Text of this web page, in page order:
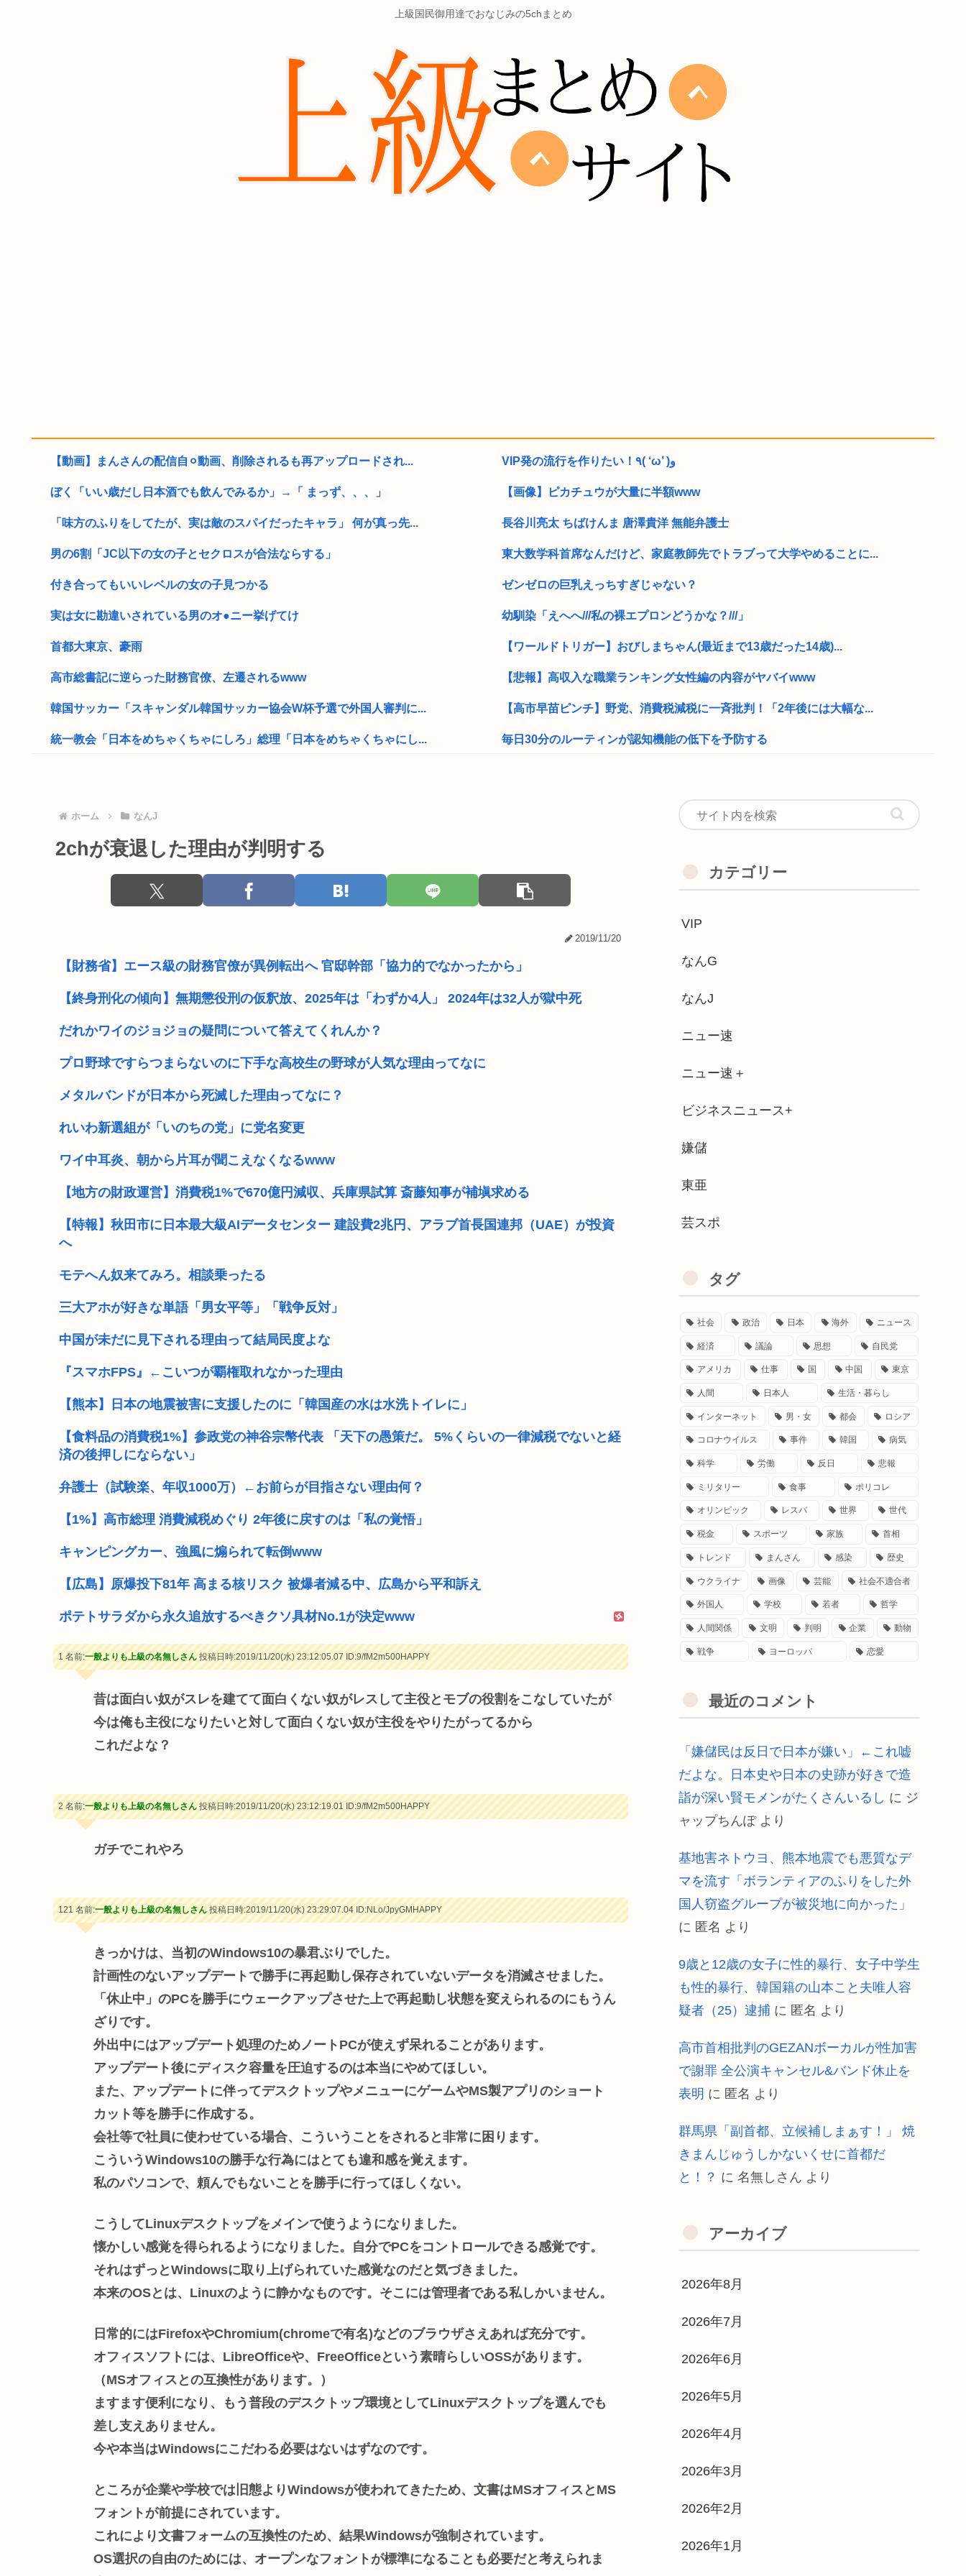
上級国民御用達でおなじみの5chまとめ
【動画】まんさんの配信自⚪︎動画、削除されるも再アップロードされ...
ぼく「いい歳だし日本酒でも飲んでみるか」→「 まっず、、、」
「味方のふりをしてたが、実は敵のスパイだったキャラ」 何が真っ先...
男の6割「JC以下の女の子とセクロスが合法ならする」
付き合ってもいいレベルの女の子見つかる
実は女に勘違いされている男のオ●ニー挙げてけ
首都大東京、豪雨
高市総書記に逆らった財務官僚、左遷されるwww
韓国サッカー「スキャンダル韓国サッカー協会W杯予選で外国人審判に...
統一教会「日本をめちゃくちゃにしろ」総理「日本をめちゃくちゃにし...
職場の後輩女に誕プレあげたいんだけど何あげたらいい？
エリート財務官僚、官邸に逆らったため左遷されたとの報道
VIP発の流行を作りたい！٩( ‘ω’ )و
【画像】ピカチュウが大量に半額www
長谷川亮太 ちばけんま 唐澤貴洋 無能弁護士
東大数学科首席なんだけど、家庭教師先でトラブって大学やめることに...
ゼンゼロの巨乳えっちすぎじゃない？
幼馴染「えへへ///私の裸エプロンどうかな？///」
【ワールドトリガー】おびしまちゃん(最近まで13歳だった14歳)...
【悲報】高収入な職業ランキング女性編の内容がヤバイwww
【高市早苗ピンチ】野党、消費税減税に一斉批判！「2年後には大幅な...
毎日30分のルーティンが認知機能の低下を予防する
冥王計画ゼオライマーさんたった2回のスパロボ参戦で大人気ロボ作品...
名古屋大学生さん、いくらなんでも地元好きすぎな模様ww
路上で小学生に痴漢行為 男子高校生（16）逮捕
藤本美貴が交際相手選びの持論！「イケメンってつまらない」
【動画】FC版ドラクエ4のラナルータの演出が凄いと話題。ファミコ...
高齢になっても絶対に免許返納しない人、77年生きた結果、圧倒的な...
ホーム なんJ
2chが衰退した理由が判明する
2019/11/20
【財務省】エース級の財務官僚が異例転出へ 官邸幹部「協力的でなかったから」
【終身刑化の傾向】無期懲役刑の仮釈放、2025年は「わずか4人」 2024年は32人が獄中死
だれかワイのジョジョの疑問について答えてくれんか？
プロ野球ですらつまらないのに下手な高校生の野球が人気な理由ってなに
メタルバンドが日本から死滅した理由ってなに？
れいわ新選組が「いのちの党」に党名変更
ワイ中耳炎、朝から片耳が聞こえなくなるwww
【地方の財政運営】消費税1%で670億円減収、兵庫県試算 斎藤知事が補塡求める
【特報】秋田市に日本最大級AIデータセンター 建設費2兆円、アラブ首長国連邦（UAE）が投資
へ
モテへん奴来てみろ。相談乗ったる
三大アホが好きな単語「男女平等」「戦争反対」
中国が未だに見下される理由って結局民度よな
『スマホFPS』←こいつが覇権取れなかった理由
【熊本】日本の地震被害に支援したのに「韓国産の水は水洗トイレに」
【食料品の消費税1%】参政党の神谷宗幣代表 「天下の愚策だ。 5%くらいの一律減税でないと経
済の後押しにならない」
弁護士（試験楽、年収1000万）←お前らが目指さない理由何？
【1%】高市総理 消費減税めぐり 2年後に戻すのは「私の覚悟」
キャンピングカー、強風に煽られて転倒www
【広島】原爆投下81年 高まる核リスク 被爆者減る中、広島から平和訴え
ポテトサラダから永久追放するべきクソ具材No.1が決定www
1 名前:一般よりも上級の名無しさん投稿日時:2019/11/20(水) 23:12:05.07ID:9/fM2m500HAPPY
昔は面白い奴がスレを建てて面白くない奴がレスして主役とモブの役割をこなしていたが
今は俺も主役になりたいと対して面白くない奴が主役をやりたがってるから
これだよな？
2 名前:一般よりも上級の名無しさん投稿日時:2019/11/20(水) 23:12:19.01ID:9/fM2m500HAPPY
ガチでこれやろ
121 名前:一般よりも上級の名無しさん投稿日時:2019/11/20(水) 23:29:07.04ID:NLo/JpyGMHAPPY
きっかけは、当初のWindows10の暴君ぶりでした。
計画性のないアップデートで勝手に再起動し保存されていないデータを消滅させました。
「休止中」のPCを勝手にウェークアップさせた上で再起動し状態を変えられるのにもうん
ざりです。
外出中にはアップデート処理のためノートPCが使えず呆れることがあります。
アップデート後にディスク容量を圧迫するのは本当にやめてほしい。
また、アップデートに伴ってデスクトップやメニューにゲームやMS製アプリのショート
カット等を勝手に作成する。
会社等で社員に使わせている場合、こういうことをされると非常に困ります。
こういうWindows10の勝手な行為にはとても違和感を覚えます。
私のパソコンで、頼んでもないことを勝手に行ってほしくない。
こうしてLinuxデスクトップをメインで使うようになりました。
懐かしい感覚を得られるようになりました。自分でPCをコントロールできる感覚です。
それはずっとWindowsに取り上げられていた感覚なのだと気づきました。
本来のOSとは、Linuxのように静かなものです。そこには管理者である私しかいません。
日常的にはFirefoxやChromium(chromeで有名)などのブラウザさえあれば充分です。
オフィスソフトには、LibreOfficeや、FreeOfficeという素晴らしいOSSがあります。
（MSオフィスとの互換性があります。）
ますます便利になり、もう普段のデスクトップ環境としてLinuxデスクトップを選んでも
差し支えありません。
今や本当はWindowsにこだわる必要はないはずなのです。
ところが企業や学校では旧態よりWindowsが使われてきたため、文書はMSオフィスとMS
フォントが前提にされています。
これにより文書フォームの互換性のため、結果Windowsが強制されています。
OS選択の自由のためには、オープンなフォントが標準になることも必要だと考えられま
カテゴリー
VIP
なんG
なんJ
ニュー速
ニュー速＋
ビジネスニュース+
嫌儲
東亜
芸スポ
タグ
社会 政治 日本 海外 ニュース
経済 議論 思想 自民党
アメリカ 仕事 国 中国 東京
人間 日本人 生活・暮らし
インターネット 男・女 都会 ロシア
コロナウイルス 事件 韓国 病気
科学 労働 反日 悲報
ミリタリー 食事 ポリコレ
オリンピック レスバ 世界 世代
税金 スポーツ 家族 首相
トレンド まんさん 感染 歴史
ウクライナ 画像 芸能 社会不適合者
外国人 学校 若者 哲学
人間関係 文明 判明 企業 動物
戦争 ヨーロッパ 恋愛
最近のコメント
「嫌儲民は反日で日本が嫌い」←これ嘘
だよな。日本史や日本の史跡が好きで造
詣が深い賢モメンがたくさんいるし に ジ
ャップちんぽより
基地害ネトウヨ、熊本地震でも悪質なデ
マを流す「ボランティアのふりをした外
国人窃盗グループが被災地に向かった」
に 匿名 より
9歳と12歳の女子に性的暴行、女子中学生
も性的暴行、韓国籍の山本こと夫唯人容
疑者（25）逮捕 に 匿名 より
高市首相批判のGEZANボーカルが性加害
で謝罪 全公演キャンセル&バンド休止を
表明 に 匿名 より
群馬県「副首都、立候補しまぁす！」 焼
きまんじゅうしかないくせに首都だ
と！？ に 名無しさん より
アーカイブ
2026年8月
2026年7月
2026年6月
2026年5月
2026年4月
2026年3月
2026年2月
2026年1月